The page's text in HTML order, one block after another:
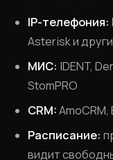
IP-телефония:
Asterisk и
МИС: IDENT,
StomPRO
CRM:
Расписание:
видит